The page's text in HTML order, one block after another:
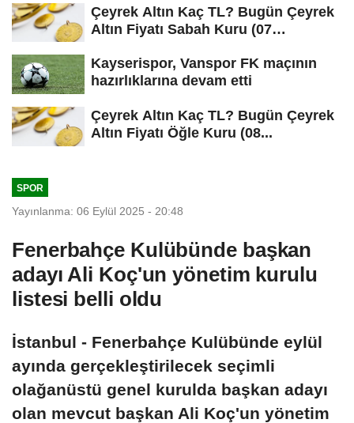
Çeyrek Altın Kaç TL? Bugün Çeyrek
Altın Fiyatı Sabah Kuru (07
Kayserispor, Vanspor FK maçının
hazırlıklarına devam etti
Çeyrek Altın Kaç TL? Bugün Çeyrek
Altın Fiyatı Öğle Kuru (08...
SPOR
Yayınlanma: 06 Eylül 2025 - 20:48
Fenerbahçe Kulübünde başkan
adayı Ali Koç'un yönetim kurulu
listesi belli oldu
İstanbul - Fenerbahçe Kulübünde eylül
ayında gerçekleştirilecek seçimli
olağanüstü genel kurulda başkan adayı
olan mevcut başkan Ali Koç'un yönetim